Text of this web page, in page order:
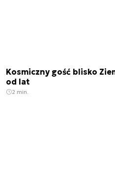
Kosmiczny gość blisko
od lat
2 min.